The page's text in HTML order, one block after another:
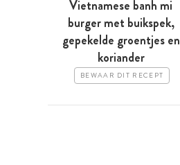
Vietnamese banh mi
burger met buikspek,
gepekelde groentjes en
koriander
BEWAAR DIT RECEPT